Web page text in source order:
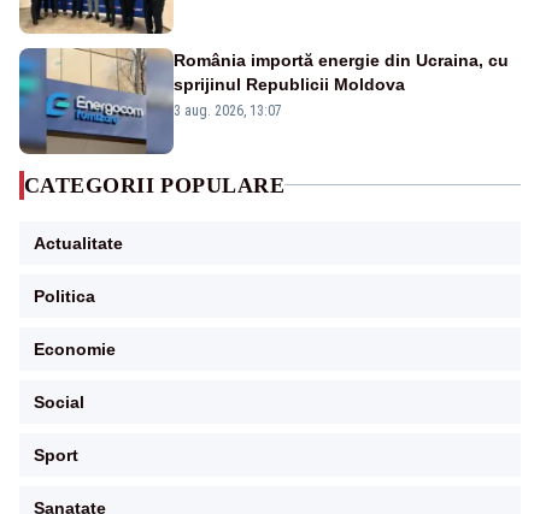
România importă energie din Ucraina, cu
sprijinul Republicii Moldova
3 aug. 2026, 13:07
CATEGORII POPULARE
Actualitate
Politica
Economie
Social
Sport
Sanatate